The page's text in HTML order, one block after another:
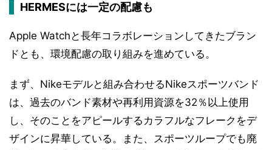
HERMESには一定の配慮も
Apple Watchと長年コラボレーションしてきたブラン
ドとも、環境配慮の取り組みを進めている。
まず、Nikeモデルと組み合わせるNikeスポーツバンド
は、過去のバンド素材や再利用資源を32％以上使用
し、そのことをアピールするカラフルなフレークをデ
ザインに昇華している。また、スポーツループでも廃